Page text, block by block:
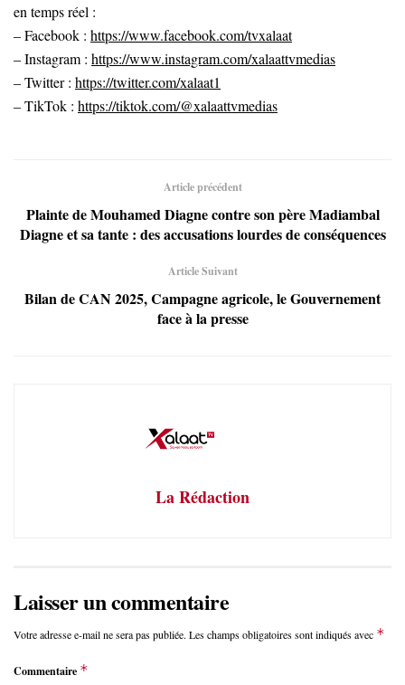
en temps réel :
– Facebook : https://www.facebook.com/tvxalaat
– Instagram : https://www.instagram.com/xalaattvmedias
– Twitter : https://twitter.com/xalaat1
– TikTok : https://tiktok.com/@xalaattvmedias
Article précédent
Plainte de Mouhamed Diagne contre son père Madiambal
Diagne et sa tante : des accusations lourdes de conséquences
Article Suivant
Bilan de CAN 2025, Campagne agricole, le Gouvernement
face à la presse
La Rédaction
Laisser un commentaire
Votre adresse e-mail ne sera pas publiée. Les champs obligatoires sont indiqués avec *
Commentaire *